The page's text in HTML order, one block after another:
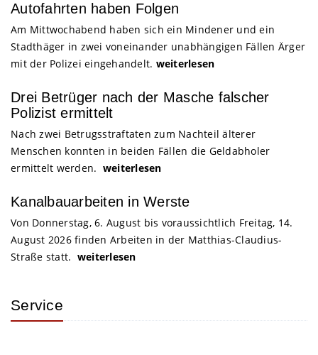
Autofahrten haben Folgen
Am Mittwochabend haben sich ein Mindener und ein
Stadthäger in zwei voneinander unabhängigen Fällen Ärger
mit der Polizei eingehandelt. weiterlesen
Drei Betrüger nach der Masche falscher
Polizist ermittelt
Nach zwei Betrugsstraftaten zum Nachteil älterer
Menschen konnten in beiden Fällen die Geldabholer
ermittelt werden. weiterlesen
Kanalbauarbeiten in Werste
Von Donnerstag, 6. August bis voraussichtlich Freitag, 14.
August 2026 finden Arbeiten in der Matthias-Claudius-
Straße statt. weiterlesen
Service